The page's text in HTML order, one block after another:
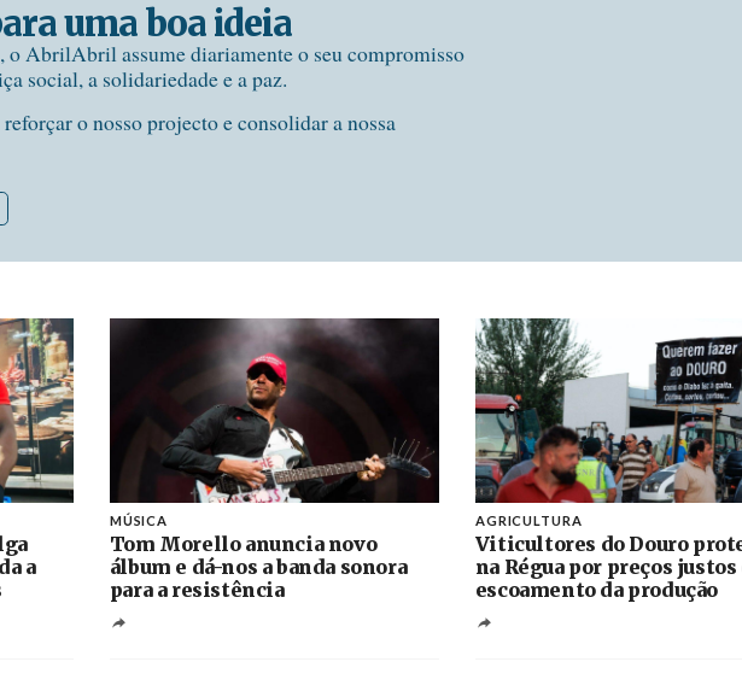
uma boa ideia
o AbrilAbril assume diariamente o seu compromisso
social, a solidariedade e a paz.
o nosso projecto e consolidar a nossa
a
MÚSICA
Tom Morello anuncia novo
álbum e dá-nos a banda sonora
para a resistência
AGRICULTURA
Viticultores do Douro
na Régua por preços justos
escoamento da produção